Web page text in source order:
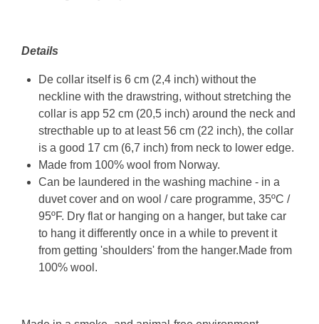
Details
De collar itself is 6 cm (2,4 inch) without the
neckline with the drawstring, without stretching the
collar is app 52 cm (20,5 inch) around the neck and
strecthable up to at least 56 cm (22 inch), the collar
is a good 17 cm (6,7 inch) from neck to lower edge.
Made from 100% wool from Norway.
Can be laundered in the washing machine - in a
duvet cover and on wool / care programme, 35ºC /
95ºF. Dry flat or hanging on a hanger, but take car
to hang it differently once in a while to prevent it
from getting 'shoulders' from the hanger.Made from
100% wool.